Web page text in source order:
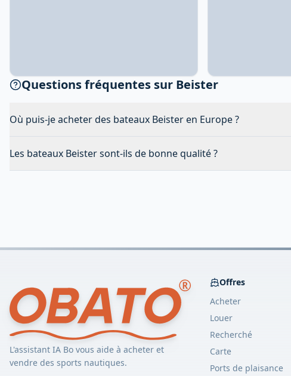
Questions fréquentes sur Beister
Où puis-je acheter des bateaux Beister en Europe ?
Les bateaux Beister sont-ils de bonne qualité ?
L'assistant IA Bo vous aide à acheter et
vendre des sports nautiques.
Offres
Acheter
Louer
Recherché
Carte
Ports de plaisance